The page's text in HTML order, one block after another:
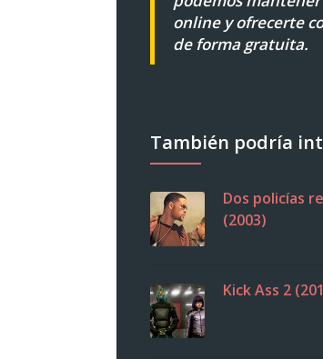
online y ofrecerte
de forma gratuita.
También podría
Dos policías
(2003)
Kick Ass 2